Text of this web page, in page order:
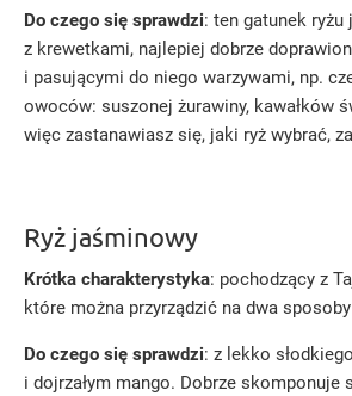
Do czego się sprawdzi: ten gatunek
z krewetkami, najlepiej dobrze
i pasującymi do niego warzywami, np.
owoców: suszonej żurawiny, kawałków
więc zastanawiasz się, jaki ryż wybrać,
Ryż jaśminowy
Krótka charakterystyka: pochodzący z
które można przyrządzić na dwa
Do czego się sprawdzi: z lekko
i dojrzałym mango. Dobrze